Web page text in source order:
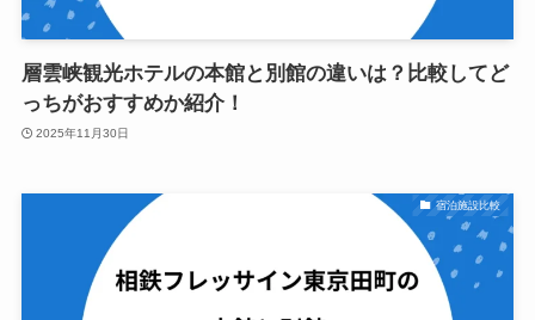
層雲峡観光ホテルの本館と別館の違いは？比較してど
っちがおすすめか紹介！
2025年11月30日
宿泊施設比較